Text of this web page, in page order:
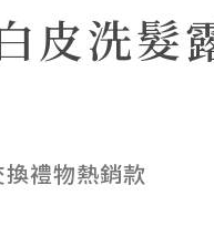
皮洗髮
禮物熱銷款